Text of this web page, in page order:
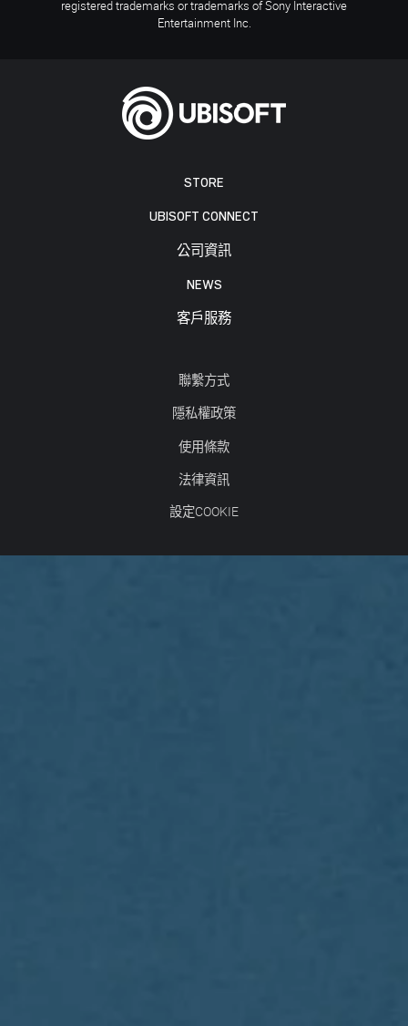
STORE
UBISOFT CONNECT
公司資訊
NEWS
客戶服務
聯繫方式
隱私權政策
使用條款
法律資訊
設定COOKIE
registered trademarks or trademarks of Sony Interactive
Entertainment Inc.